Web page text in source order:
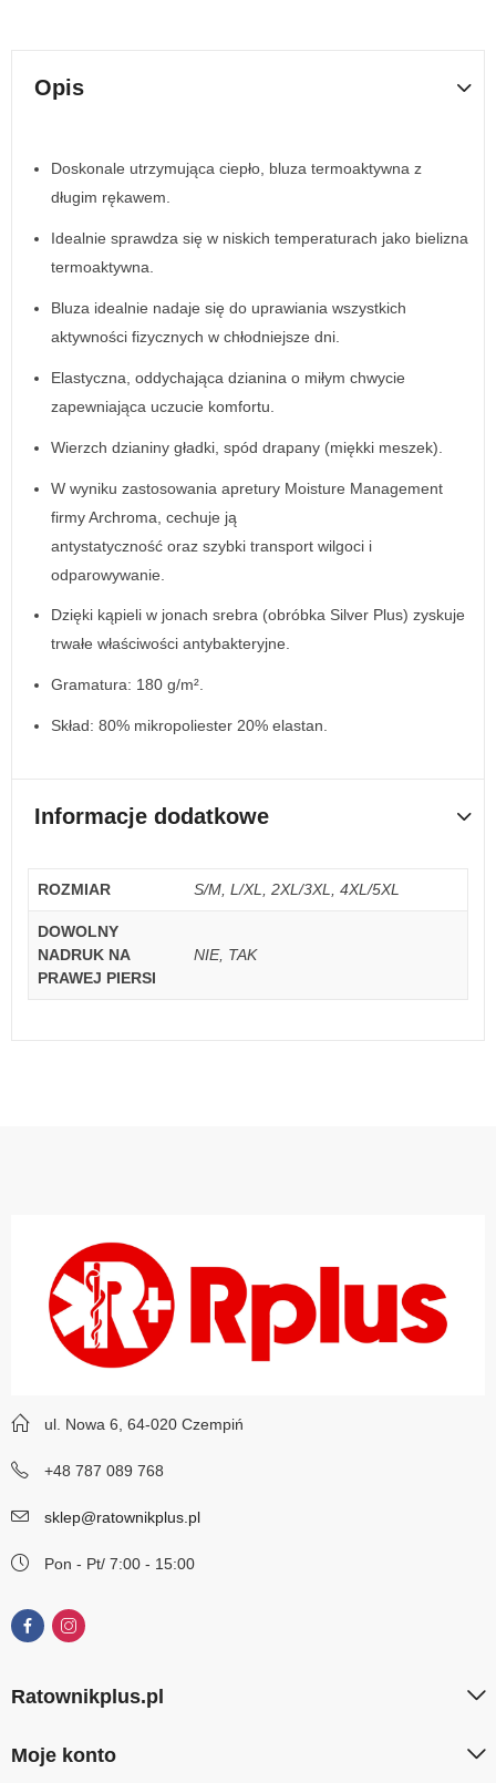
Opis
Doskonale utrzymująca ciepło, bluza termoaktywna z
długim rękawem.
Idealnie sprawdza się w niskich temperaturach jako bielizna
termoaktywna.
Bluza idealnie nadaje się do uprawiania wszystkich
aktywności fizycznych w chłodniejsze dni.
Elastyczna, oddychająca dzianina o miłym chwycie
zapewniająca uczucie komfortu.
Wierzch dzianiny gładki, spód drapany (miękki meszek).
W wyniku zastosowania apretury Moisture Management
firmy Archroma, cechuje ją
antystatyczność oraz szybki transport wilgoci i
odparowywanie.
Dzięki kąpieli w jonach srebra (obróbka Silver Plus) zyskuje
trwałe właściwości antybakteryjne.
Gramatura: 180 g/m².
Skład: 80% mikropoliester 20% elastan.
Informacje dodatkowe
ROZMIAR S/M, L/XL, 2XL/3XL, 4XL/5XL
DOWOLNY
NADRUK NA
PRAWEJ PIERSI
NIE, TAK
ul. Nowa 6, 64-020 Czempiń
+48 787 089 768
sklep@ratownikplus.pl
Pon - Pt/ 7:00 - 15:00
Ratownikplus.pl
Moje konto